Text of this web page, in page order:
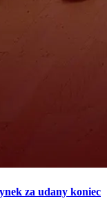
za udany koniec